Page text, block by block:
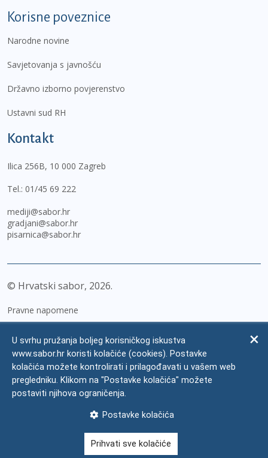
Korisne poveznice
Narodne novine
Savjetovanja s javnošću
Državno izborno povjerenstvo
Ustavni sud RH
Kontakt
Ilica 256B, 10 000 Zagreb
Tel.: 01/45 69 222
mediji@sabor.hr
gradjani@sabor.hr
pisarnica@sabor.hr
© Hrvatski sabor, 2026
Pravne napomene
Zaštita osobnih podataka
Impressum
Česta pitanja
U svrhu pružanja boljeg korisničkog iskustva
www.sabor.hr koristi kolačiće (cookies). Postavke
kolačića možete kontrolirati i prilagođavati u vašem web
pregledniku. Klikom na "Postavke kolačića" možete
postaviti njihova ograničenja.
Postavke kolačića
Prihvati sve kolačiće